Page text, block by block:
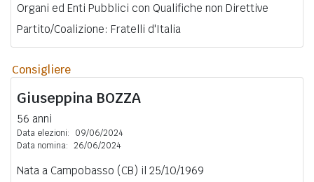
Organi ed Enti Pubblici con Qualifiche non Direttive
Partito/Coalizione: Fratelli d'Italia
Consigliere
Giuseppina BOZZA
56 anni
Data elezioni:
09/06/2024
Data nomina: 26/06/2024
Nata a Campobasso (CB) il 25/10/1969